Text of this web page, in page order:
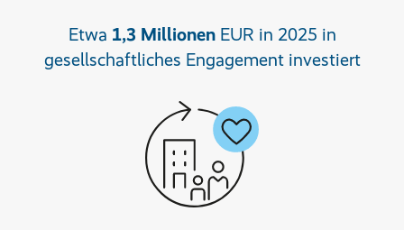
Etwa 1,3 MillionenEUR in 2025 in
gesellschaftliches Engagement investiert